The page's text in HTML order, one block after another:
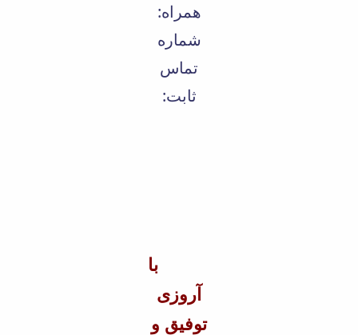
همراه:
شماره
تماس
ثابت:
با
آروزی
توفیق و